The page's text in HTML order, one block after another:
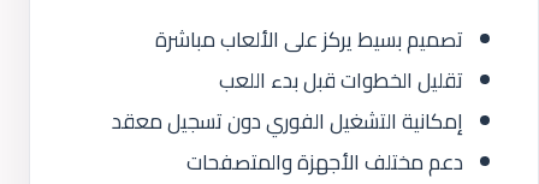
تصميم بسيط يركز على الألعاب مباشرة
تقليل الخطوات قبل بدء اللعب
إمكانية التشغيل الفوري دون تسجيل معقد
دعم مختلف الأجهزة والمتصفحات